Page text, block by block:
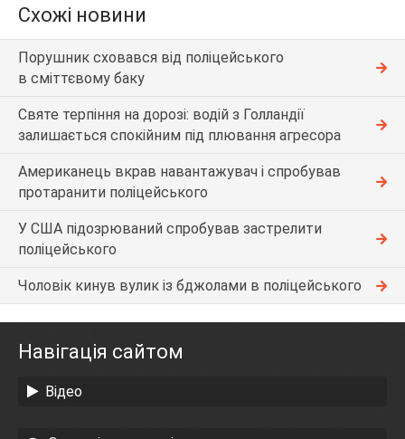
Схожі новини
Порушник сховався від поліцейського
в сміттєвому баку
Святе терпіння на дорозі: водій з Голландії
залишається спокійним під плювання агресора
Американець вкрав навантажувач і спробував
протаранити поліцейського
У США підозрюваний спробував застрелити
поліцейського
Чоловік кинув вулик із бджолами в поліцейського
Навігація сайтом
Відео